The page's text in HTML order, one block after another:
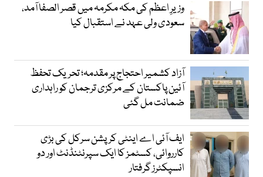
وزیرِ اعظم کی مکہ مکرمہ میں قصر الصفا آمد،
سعودی ولی عہد نے استقبال کیا
آزاد کشمیر احتجاج پر مقدمہ؛ تحریک تحفظ
آئین پاکستان کے مرکزی ترجمان کو راہداری
ضمانت مل گئی
ایف آئی اے اینٹی کرپشن سرکل کی بڑی
کارروائی، کسٹمز کا ایک سپرنٹنڈنٹ اور دو
انسپکٹرز گرفتار